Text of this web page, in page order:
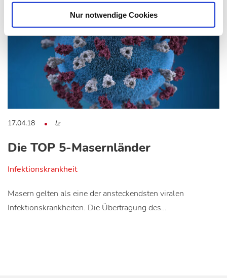
Nur notwendige Cookies
17.04.18 lz
Die TOP 5-Masernländer
Infektionskrankheit
Masern gelten als eine der ansteckendsten viralen
Infektionskrankheiten. Die Übertragung des…